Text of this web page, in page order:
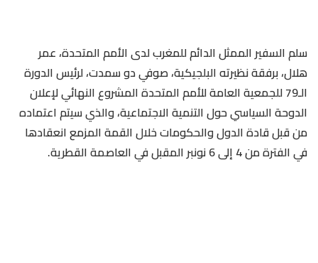
سلم السفير الممثل الدائم للمغرب لدى الأمم المتحدة، عمر
هلال، برفقة نظيرته البلجيكية، صوفي دو سمدت، لرئيس الدورة
الـ79 للجمعية العامة للأمم المتحدة المشروع النهائي لإعلان
الدوحة السياسي حول التنمية الاجتماعية، والذي سيتم اعتماده
من قبل قادة الدول والحكومات خلال القمة المزمع انعقادها
في الفترة من 4 إلى 6 نونبر المقبل في العاصمة القطرية.